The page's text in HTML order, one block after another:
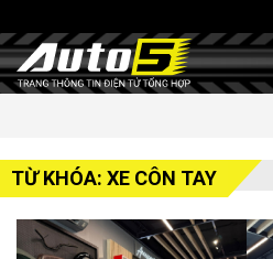
TỪ KHÓA: XE CÔN TAY